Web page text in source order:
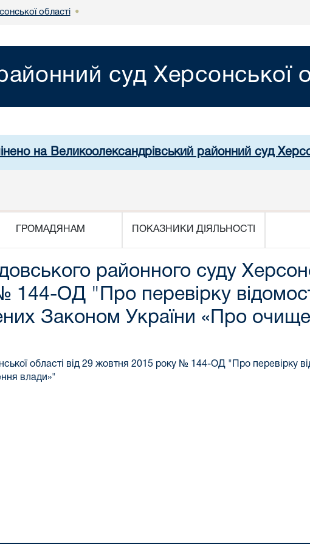
області •
суд Херсонської
на Великоолександрівський районний суд
ГРОМАДЯНАМ ПОКАЗНИКИ ДІЯЛЬНОСТІ
районного суду
144-ОД "Про перевірку
Законом України «Про
області від 29 жовтня 2015 року № 144-ОД "Про перевірку
влади»"